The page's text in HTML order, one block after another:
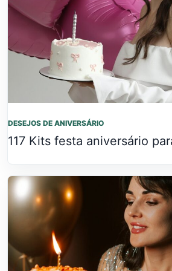
DESEJOS DE ANIVERSÁRIO
117 Kits festa aniversário